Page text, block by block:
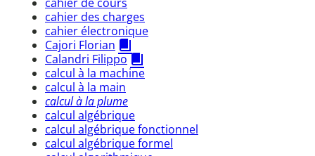
cahier des charges
cahier électronique
Cajori Florian
Calandri Filippo
calcul à la machine
calcul à la main
calcul à la plume
calcul algébrique
calcul algébrique fonctionnel
calcul algébrique formel